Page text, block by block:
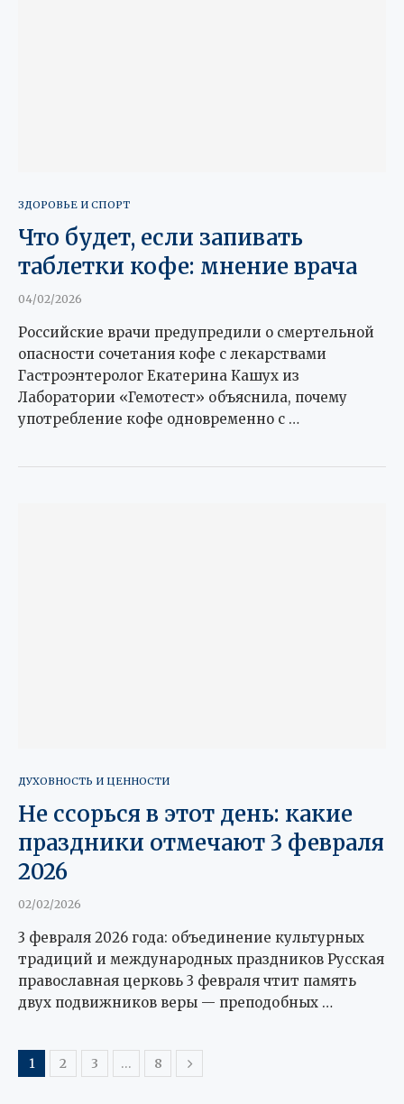
ЗДОРОВЬЕ И СПОРТ
Что будет, если запивать
таблетки кофе: мнение врача
04/02/2026
Российские врачи предупредили о смертельной
опасности сочетания кофе с лекарствами
Гастроэнтеролог Екатерина Кашух из
Лаборатории «Гемотест» объяснила, почему
употребление кофе одновременно с …
ДУХОВНОСТЬ И ЦЕННОСТИ
Не ссорься в этот день: какие
праздники отмечают 3 февраля
2026
02/02/2026
3 февраля 2026 года: объединение культурных
традиций и международных праздников Русская
православная церковь 3 февраля чтит память
двух подвижников веры — преподобных …
1 2 3 … 8